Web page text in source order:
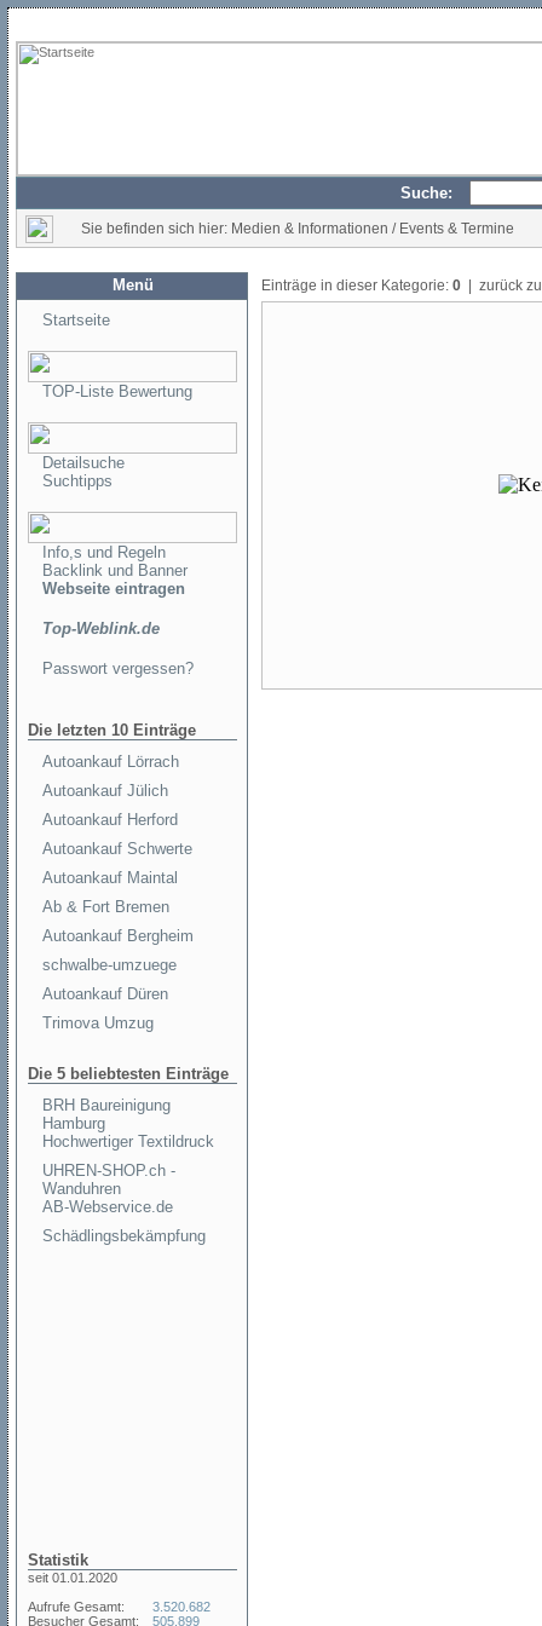
Suche:
Sie befinden sich hier: Medien & Informationen / Events & Termine
Menü
Startseite
TOP-Liste Bewertung
Detailsuche
Suchtipps
Info,s und Regeln
Backlink und Banner
Webseite eintragen
Top-Weblink.de
Passwort vergessen?
Die letzten 10 Einträge
Autoankauf Lörrach
Autoankauf Jülich
Autoankauf Herford
Autoankauf Schwerte
Autoankauf Maintal
Ab & Fort Bremen
Autoankauf Bergheim
schwalbe-umzuege
Autoankauf Düren
Trimova Umzug
Die 5 beliebtesten Einträge
BRH Baureinigung
Hamburg
Hochwertiger Textildruck
UHREN-SHOP.ch -
Wanduhren
AB-Webservice.de
Schädlingsbekämpfung
Statistik
seit 01.01.2020
Aufrufe Gesamt:
Besucher Gesamt:
3.520.682
505.899
Einträge in dieser Kategorie: 0 | zurück